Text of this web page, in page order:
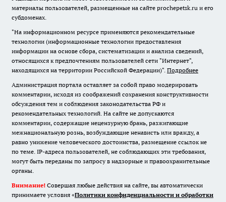
материалы пользователей, размещенные на сайте prochepetsk.ru и его
субдоменах.
"На информационном ресурсе применяются рекомендательные
технологии (информационные технологии предоставления
информации на основе сбора, систематизации и анализа сведений,
относящихся к предпочтениям пользователей сети "Интернет",
находящихся на территории Российской Федерации)". Подробнее
Администрация портала оставляет за собой право модерировать
комментарии, исходя из соображений сохранения конструктивности
обсуждения тем и соблюдения законодательства РФ и
рекомендательных технологий. На сайте не допускаются
комментарии, содержащие нецензурную брань, разжигающие
межнациональную рознь, возбуждающие ненависть или вражду, а
равно унижение человеческого достоинства, размещение ссылок не
по теме. IP-адреса пользователей, не соблюдающих эти требования,
могут быть переданы по запросу в надзорные и правоохранительные
органы.
Внимание! Совершая любые действия на сайте, вы автоматически
принимаете условия «Политики конфиденциальности и обработки